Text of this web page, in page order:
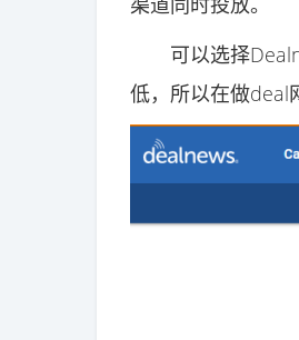
可以选择
低，所以在做deal